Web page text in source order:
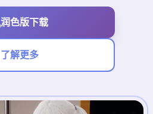
润色版下载
了解更多